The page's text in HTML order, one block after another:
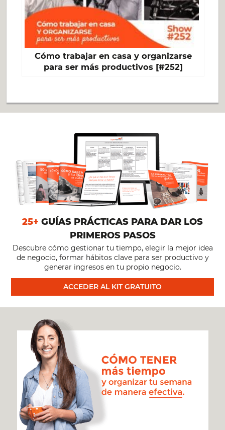
Cómo trabajar en casa y organizarse
para ser más productivos [#252]
25+ GUÍAS PRÁCTICAS PARA DAR LOS
PRIMEROS PASOS
Descubre cómo gestionar tu tiempo, elegir la mejor idea
de negocio, formar hábitos clave para ser productivo y
generar ingresos en tu propio negocio.
ACCEDER AL KIT GRATUITO